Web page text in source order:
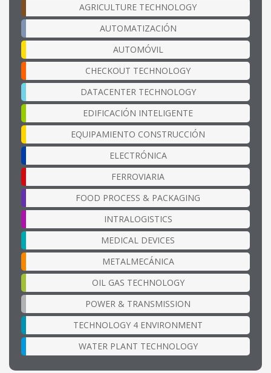
AGRICULTURE TECHNOLOGY
AUTOMATIZACIÓN
AUTOMÓVIL
CHECKOUT TECHNOLOGY
DATACENTER TECHNOLOGY
EDIFICACIÓN INTELIGENTE
EQUIPAMIENTO CONSTRUCCIÓN
ELECTRÓNICA
FERROVIARIA
FOOD PROCESS & PACKAGING
INTRALOGISTICS
MEDICAL DEVICES
METALMECÁNICA
OIL GAS TECHNOLOGY
POWER & TRANSMISSION
TECHNOLOGY 4 ENVIRONMENT
WATER PLANT TECHNOLOGY